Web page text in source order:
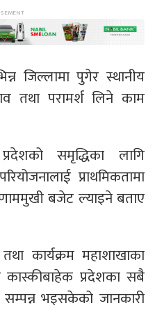
जिल्लामा पुगेर स्थानीय
तथा परामर्श लिने काम
समृद्धिका लागि
प्राथमिकतामा
बजेट ल्याइने बताए
कार्यक्रम महाशाखाका
कास्कीबाहेक प्रदेशका सबै
भइसकेको जानकारी